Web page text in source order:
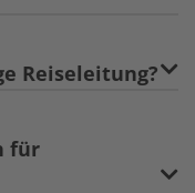
Reiseleitung?
für